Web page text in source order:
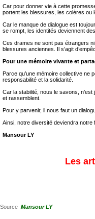
Car pour donner vie à cette
portent les blessures, les colères ou
Car le manque de dialogue est
se rompt, les identités deviennent
Ces drames ne sont pas étrangers
blessures anciennes. Il s’agit
Pour une mémoire vivante et
Parce qu’une mémoire collective
responsabilité et la solidarité.
Car la stabilité, nous le savons,
et rassemblent.
Pour y parvenir, il nous faut un
Ainsi, notre diversité deviendra
Mansour LY
Les
Source :Mansour LY